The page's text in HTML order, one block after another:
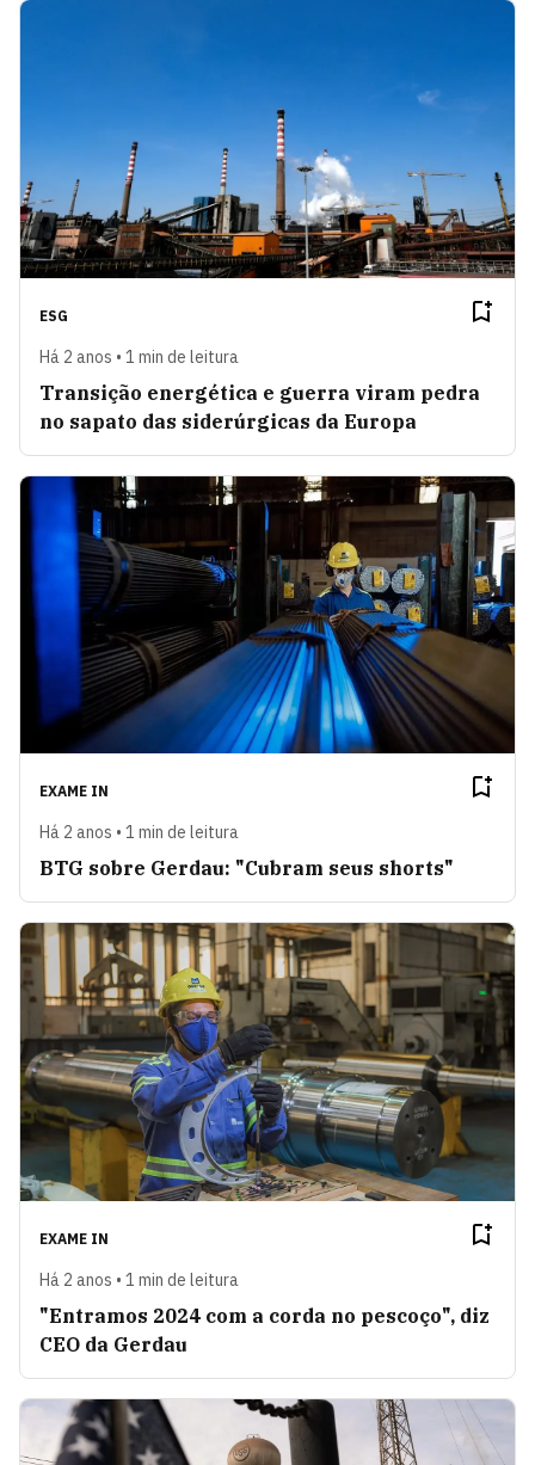
ESG
Há 2 anos • 1 min de leitura
Transição energética e guerra viram pedra
no sapato das siderúrgicas da Europa
EXAME IN
Há 2 anos • 1 min de leitura
BTG sobre Gerdau: "Cubram seus shorts"
EXAME IN
Há 2 anos • 1 min de leitura
"Entramos 2024 com a corda no pescoço", diz
CEO da Gerdau